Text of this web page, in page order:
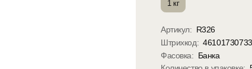
1 кг
Артикул: R326
Штрихкод:
Фасовка: Банка